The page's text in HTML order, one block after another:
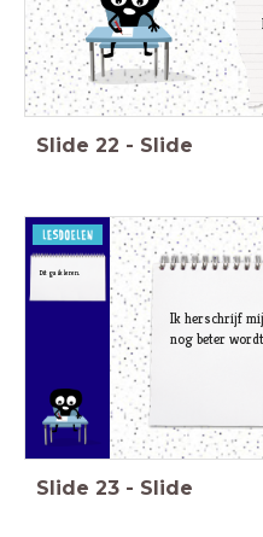
Slide 22 - Slide
Ik herschrijf
nog beter wordt.
Dit ga ik leren.
Slide 23 - Slide